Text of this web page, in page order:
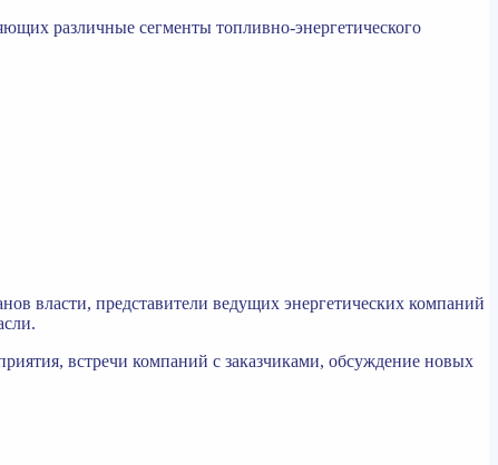
различные сегменты топливно-энергетического
власти, представители ведущих энергетических компаний
встречи компаний с заказчиками, обсуждение новых